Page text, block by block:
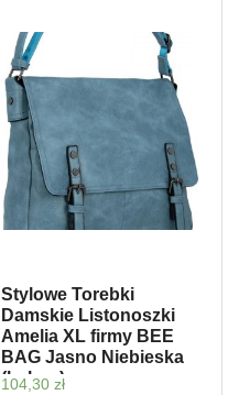
Stylowe Torebki
Damskie Listonoszki
Amelia XL firmy BEE
BAG Jasno Niebieska
(kolory)
104,30 zł